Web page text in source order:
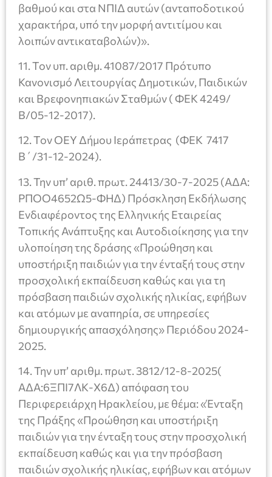
βαθμού και στα ΝΠΙΔ αυτών (ανταποδοτικού
χαρακτήρα, υπό την μορφή αντιτίμου και
λοιπών αντικαταβολών)».
11. Τον υπ. αριθμ. 41087/2017 Πρότυπο
Κανονισμό Λειτουργίας Δημοτικών, Παιδικών
και Βρεφονηπιακών Σταθμών ( ΦΕΚ 4249/
Β/05-12-2017).
12. Τον ΟΕΥ Δήμου Ιεράπετρας (ΦΕΚ 7417
Β΄/31-12-2024).
13. Την υπ’ αριθ. πρωτ. 24413/30-7-2025 (ΑΔΑ:
ΡΠΟΟ4652Ω5-ΦΗΔ) Πρόσκληση Εκδήλωσης
Ενδιαφέροντος της Ελληνικής Εταιρείας
Τοπικής Ανάπτυξης και Αυτοδιοίκησης για την
υλοποίηση της δράσης «Προώθηση και
υποστήριξη παιδιών για την ένταξή τους στην
προσχολική εκπαίδευση καθώς και για τη
πρόσβαση παιδιών σχολικής ηλικίας, εφήβων
και ατόμων με αναπηρία, σε υπηρεσίες
δημιουργικής απασχόλησης» Περιόδου 2024-
2025.
14. Την υπ’ αριθμ. πρωτ. 3812/12-8-2025(
ΑΔΑ:6ΞΠΙ7ΛΚ-Χ6Δ) απόφαση του
Περιφερειάρχη Ηρακλείου, με θέμα: «Ένταξη
της Πράξης «Προώθηση και υποστήριξη
παιδιών για την ένταξη τους στην προσχολική
εκπαίδευση καθώς και για την πρόσβαση
παιδιών σχολικής ηλικίας, εφήβων και ατόμων